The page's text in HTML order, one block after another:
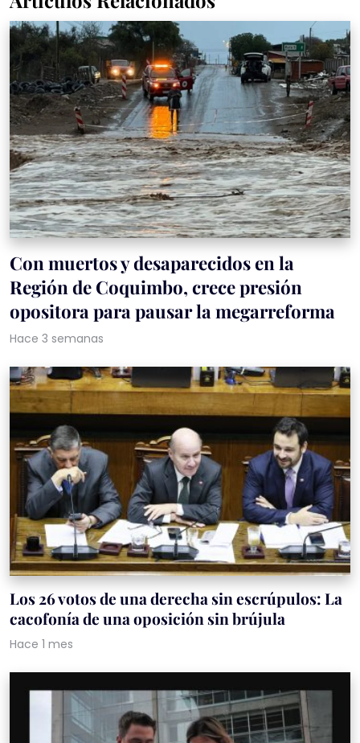
Con muertos y desaparecidos en la
Región de Coquimbo, crece presión
opositora para pausar la megarreforma
Hace 3 semanas
Los 26 votos de una derecha sin escrúpulos: La
cacofonía de una oposición sin brújula
Hace 1 mes